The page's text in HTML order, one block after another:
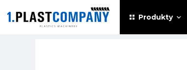
Produkty